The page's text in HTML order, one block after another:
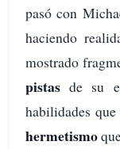
pasó con
haciendo
mostrado
pistas de su
habilidades
hermetismo